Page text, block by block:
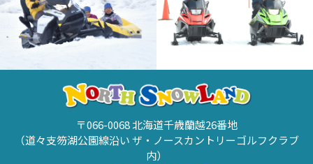
〒066-0068 北海道千歳蘭越26番地
（道々支笏湖公園線沿い ザ・ノースカントリーゴルフクラブ
内）